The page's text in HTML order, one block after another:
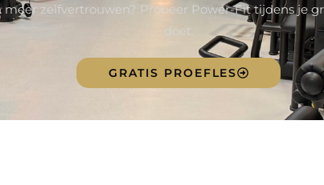
zelfvertrouwen? Probeer Power-Fit tijdens je
doet.
GRATIS PROEFLES